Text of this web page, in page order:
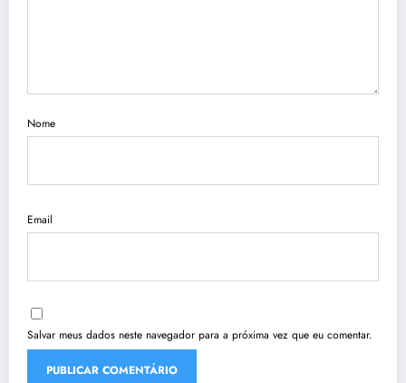
Nome
Email
Salvar meus dados neste navegador para a próxima vez que eu comentar.